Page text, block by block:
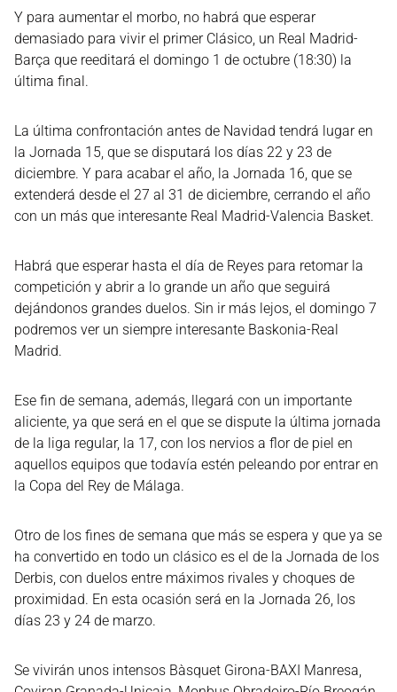
Y para aumentar el morbo, no habrá que esperar
demasiado para vivir el primer Clásico, un Real Madrid-
Barça que reeditará el domingo 1 de octubre (18:30) la
última final.
La última confrontación antes de Navidad tendrá lugar en
la Jornada 15, que se disputará los días 22 y 23 de
diciembre. Y para acabar el año, la Jornada 16, que se
extenderá desde el 27 al 31 de diciembre, cerrando el año
con un más que interesante Real Madrid-Valencia Basket.
Habrá que esperar hasta el día de Reyes para retomar la
competición y abrir a lo grande un año que seguirá
dejándonos grandes duelos. Sin ir más lejos, el domingo 7
podremos ver un siempre interesante Baskonia-Real
Madrid.
Ese fin de semana, además, llegará con un importante
aliciente, ya que será en el que se dispute la última jornada
de la liga regular, la 17, con los nervios a flor de piel en
aquellos equipos que todavía estén peleando por entrar en
la Copa del Rey de Málaga.
Otro de los fines de semana que más se espera y que ya se
ha convertido en todo un clásico es el de la Jornada de los
Derbis, con duelos entre máximos rivales y choques de
proximidad. En esta ocasión será en la Jornada 26, los
días 23 y 24 de marzo.
Se vivirán unos intensos Bàsquet Girona-BAXI Manresa,